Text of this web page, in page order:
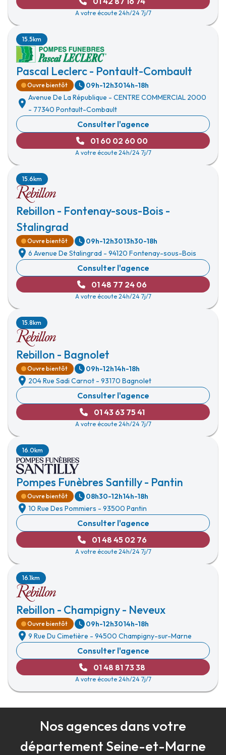
A votre écoute 24h/24 7j/7
Pascal Leclerc - Pontault-Combault
15.5km
Ouvre bientôt 09h-12h3014h-18h
Avenue De La République - CENTRE COMMERCIAL 2000
- 77340 Pontault-Combault
Consulter l'agence
01 60 02 60 00
A votre écoute 24h/24 7j/7
Rebillon - Fontenay-sous-Bois -
Stalingrad
15.6km
Ouvre bientôt 09h-12h3013h30-18h
6 Avenue De Stalingrad - 94120 Fontenay-sous-Bois
Consulter l'agence
01 48 77 24 06
A votre écoute 24h/24 7j/7
Rebillon - Bagnolet
15.8km
Ouvre bientôt 09h-12h14h-18h
204 Rue Sadi Carnot - 93170 Bagnolet
Consulter l'agence
01 43 63 75 41
A votre écoute 24h/24 7j/7
Pompes Funèbres Santilly - Pantin
16.0km
Ouvre bientôt 08h30-12h14h-18h
10 Rue Des Pommiers - 93500 Pantin
Consulter l'agence
01 48 45 02 76
A votre écoute 24h/24 7j/7
Rebillon - Champigny - Neveux
16.1km
Ouvre bientôt 09h-12h3014h-18h
9 Rue Du Cimetière - 94500 Champigny-sur-Marne
Consulter l'agence
01 48 81 73 38
A votre écoute 24h/24 7j/7
Nos agences dans votre
département Seine-et-Marne